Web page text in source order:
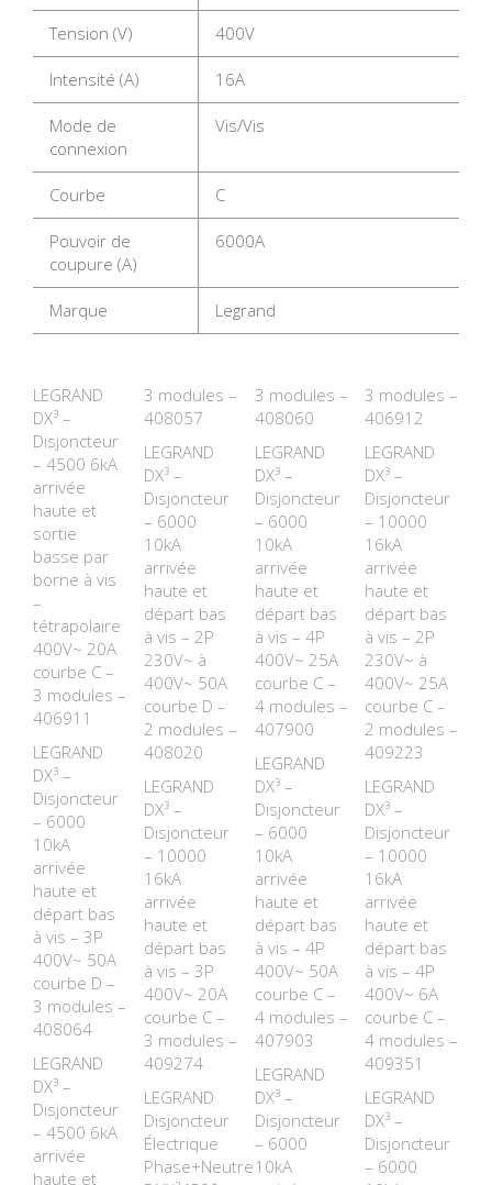
Tension (V) 400V
Intensité (A) 16A
Mode de
connexion
Vis/Vis
Courbe C
Pouvoir de
coupure (A)
6000A
Marque Legrand
LEGRAND
DX³ –
Disjoncteur
– 4500 6kA
arrivée
haute et
sortie
basse par
borne à vis
–
tétrapolaire
400V~ 20A
courbe C –
3 modules –
406911
LEGRAND
DX³ –
Disjoncteur
– 6000
10kA
arrivée
haute et
départ bas
à vis – 3P
400V~ 50A
courbe D –
3 modules –
408064
LEGRAND
DX³ –
Disjoncteur
– 4500 6kA
arrivée
haute et
3 modules –
408057
LEGRAND
DX³ –
Disjoncteur
– 6000
10kA
arrivée
haute et
départ bas
à vis – 2P
230V~ à
400V~ 50A
courbe D –
2 modules –
408020
LEGRAND
DX³ –
Disjoncteur
– 10000
16kA
arrivée
haute et
départ bas
à vis – 3P
400V~ 20A
courbe C –
3 modules –
409274
LEGRAND
Disjoncteur
Électrique
Phase+Neutre
3 modules –
408060
LEGRAND
DX³ –
Disjoncteur
– 6000
10kA
arrivée
haute et
départ bas
à vis – 4P
400V~ 25A
courbe C –
4 modules –
407900
LEGRAND
DX³ –
Disjoncteur
– 6000
10kA
arrivée
haute et
départ bas
à vis – 4P
400V~ 50A
courbe C –
4 modules –
407903
LEGRAND
DX³ –
Disjoncteur
– 6000
10kA
3 modules –
406912
LEGRAND
DX³ –
Disjoncteur
– 10000
16kA
arrivée
haute et
départ bas
à vis – 2P
230V~ à
400V~ 25A
courbe C –
2 modules –
409223
LEGRAND
DX³ –
Disjoncteur
– 10000
16kA
arrivée
haute et
départ bas
à vis – 4P
400V~ 6A
courbe C –
4 modules –
409351
LEGRAND
DX³ –
Disjoncteur
– 6000